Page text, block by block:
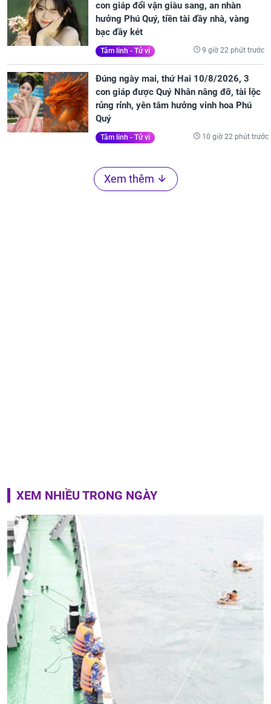
con giáp đổi vận giàu sang, an nhàn
hưởng Phú Quý, tiền tài đầy nhà, vàng
bạc đầy két
Tâm linh - Tử vi 9 giờ 22 phút trước
Đúng ngày mai, thứ Hai 10/8/2026, 3
con giáp được Quý Nhân nâng đỡ, tài lộc
rủng rỉnh, yên tâm hưởng vinh hoa Phú
Quý
Tâm linh - Tử vi 10 giờ 22 phút trước
Xem thêm
XEM NHIỀU TRONG NGÀY